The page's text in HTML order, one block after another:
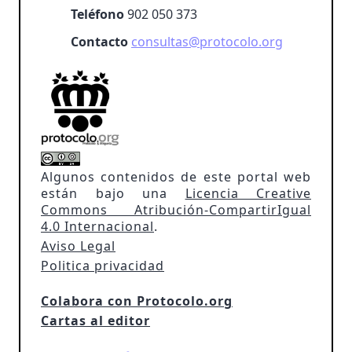
Teléfono902 050 373
Contacto consultas@protocolo.org
Algunos contenidos de este portal web
están bajo una Licencia Creative
Commons Atribución-CompartirIgual
4.0 Internacional.
Aviso Legal
Politica privacidad
Colabora con Protocolo.org
Cartas al editor